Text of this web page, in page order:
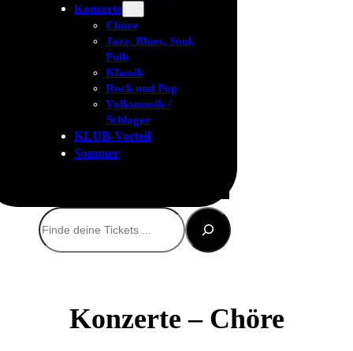
Konzerte
Chöre
Jazz, Blues, Soul,
Folk
Klassik
Rock und Pop
Volksmusik /
Schlager
KLUB-Vorteil
Sommer
Suchen
Konzerte – Chöre